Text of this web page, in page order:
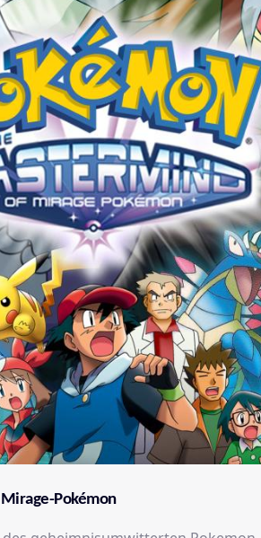
Pokémon